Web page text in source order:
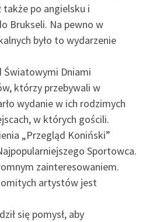
także po angielsku i
Brukseli. Na pewno w
było to wydarzenie
Światowymi Dniami
którzy przebywali w
wydanie w ich rodzimych
w których gościli.
„Przegląd Koniński”
Sportowca.
zainteresowaniem.
artystów jest
się pomysł, aby